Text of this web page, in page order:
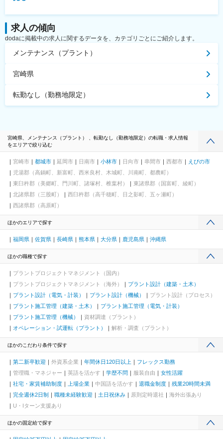
求人の傾向
dodaに掲載中の求人に関するデータを、カテゴリごとにご紹介します。
メンテナンス（プラント）
宮崎県
転勤なし（勤務地限定）
宮崎県、メンテナンス（プラント） 、転勤なし（勤務地限定）の転職・求人情報
をエリアで絞り込む
宮崎市 都城市 延岡市 日南市 小林市 日向市 串間市 西都市
えびの市
児湯郡（高鍋町、新富町、西米良村、木城町、川南町、都農町）
東臼杵郡（美郷町、門川町、諸塚村、椎葉村）
東諸県郡（国富町、綾町）
北諸県郡（三股町）
西臼杵郡（高千穂町、日之影町、五ヶ瀬町）
西諸県郡（高原町）
ほかのエリアで探す
福岡県 佐賀県 長崎県 熊本県 大分県 鹿児島県 沖縄県
ほかの職種で探す
プラントプロジェクトマネジメント（国内）
プラントプロジェクトマネジメント（海外）
プラント設計（建築・土木）
プラント設計（電気・計装）
プラント設計（機械）
プラント設計（プロセス）
プラント施工管理（建築・土木）
プラント施工管理（電気・計装）
プラント施工管理（機械）
資材調達（プラント）
オペレーション・試運転（プラント）
解析・調査（プラント）
ほかのこだわり条件で探す
第二新卒歓迎 外資系企業 年間休日120日以上
フレックス勤務
管理職・マネジャー
英語を活かす 学歴不問 服装自由
女性活躍
社宅・家賃補助制度
上場企業 中国語を活かす 退職金制度
残業20時間未満
完全週休2日制
職種未経験歓迎 土日祝休み 原則定時退社
海外出張あり
U・Iターン支援あり
ほかの固定給で探す